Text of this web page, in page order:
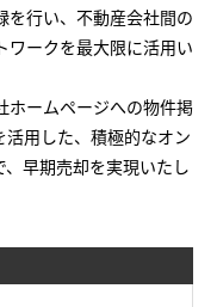
を行い、不動産会社間の
ワークを最大限に活用い
ホームページへの物件掲
用した、積極的なオン
早期売却を実現いたし